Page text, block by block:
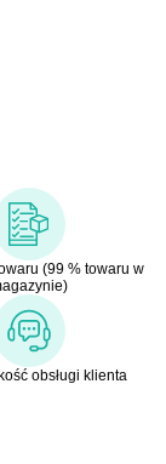
(99 % towaru w
obsługi klienta